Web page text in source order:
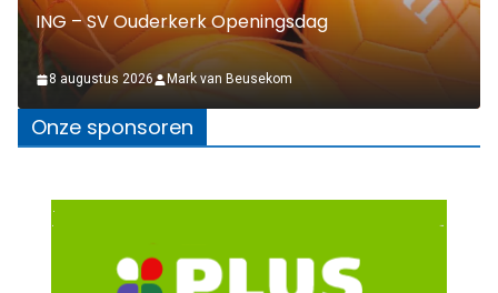
ING – SV Ouderkerk Openingsdag
8 augustus 2026 Mark van Beusekom
Onze sponsoren